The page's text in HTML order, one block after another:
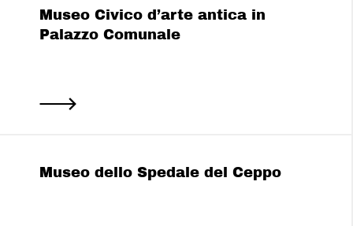
Museo Civico d’arte antica in
Palazzo Comunale
Museo dello Spedale del Ceppo